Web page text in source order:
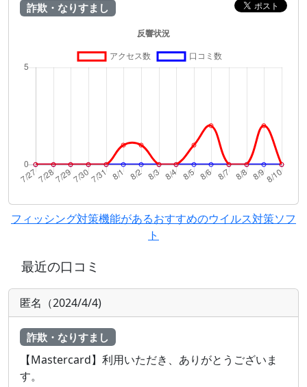
詐欺・なりすまし
フィッシング対策機能があるおすすめのウイルス対策ソフ
ト
最近の口コミ
匿名（2024/4/4)
詐欺・なりすまし
【Mastercard】利用いただき、ありがとうございま
す。